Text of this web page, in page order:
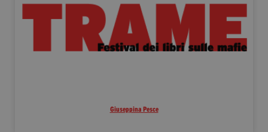
Giuseppina Pesce